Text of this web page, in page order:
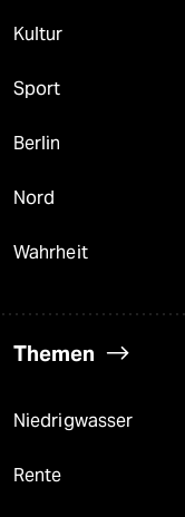
Kultur
Sport
Berlin
Nord
Wahrheit
Themen
Niedrigwasser
Rente